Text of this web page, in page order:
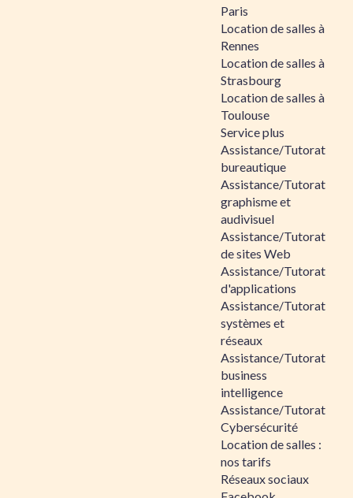
Paris
Location de salles à
Rennes
Location de salles à
Strasbourg
Location de salles à
Toulouse
Service plus
Assistance/Tutorat
bureautique
Assistance/Tutorat
graphisme et
audivisuel
Assistance/Tutorat
de sites Web
Assistance/Tutorat
d'applications
Assistance/Tutorat
systèmes et
réseaux
Assistance/Tutorat
business
intelligence
Assistance/Tutorat
Cybersécurité
Location de salles :
nos tarifs
Réseaux sociaux